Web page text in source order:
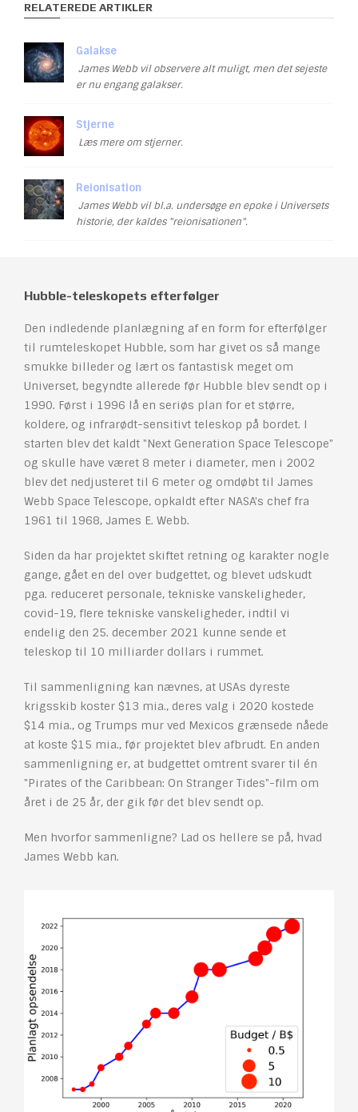
RELATEREDE ARTIKLER
Galakse
James Webb vil observere alt muligt, men det sejeste
er nu engang galakser.
Stjerne
Læs mere om stjerner.
Reionisation
James Webb vil bl.a. undersøge en epoke i Universets
historie, der kaldes "reionisationen".
Hubble-teleskopets efterfølger
Den indledende planlægning af en form for efterfølger
til rumteleskopet Hubble, som har givet os så mange
smukke billeder og lært os fantastisk meget om
Universet, begyndte allerede før Hubble blev sendt op i
1990. Først i 1996 lå en seriøs plan for et større,
koldere, og infrarødt-sensitivt teleskop på bordet. I
starten blev det kaldt "Next Generation Space Telescope"
og skulle have været 8 meter i diameter, men i 2002
blev det nedjusteret til 6 meter og omdøbt til James
Webb Space Telescope, opkaldt efter NASA's chef fra
1961 til 1968, James E. Webb.
Siden da har projektet skiftet retning og karakter nogle
gange, gået en del over budgettet, og blevet udskudt
pga. reduceret personale, tekniske vanskeligheder,
covid-19, flere tekniske vanskeligheder, indtil vi
endelig den 25. december 2021 kunne sende et
teleskop til 10 milliarder dollars i rummet.
Til sammenligning kan nævnes, at USAs dyreste
krigsskib koster $13 mia., deres valg i 2020 kostede
$14 mia., og Trumps mur ved Mexicos grænsede nåede
at koste $15 mia., før projektet blev afbrudt. En anden
sammenligning er, at budgettet omtrent svarer til én
"Pirates of the Caribbean: On Stranger Tides"-film om
året i de 25 år, der gik før det blev sendt op.
Men hvorfor sammenligne? Lad os hellere se på, hvad
James Webb kan.